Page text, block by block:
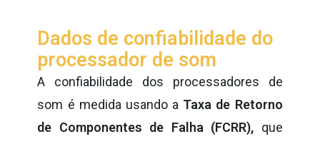
Dados de confiabilidade do
processador de som
A confiabilidade dos processadores de
som é medida usando a Taxa de Retorno
de Componentes de Falha (FCRR), que